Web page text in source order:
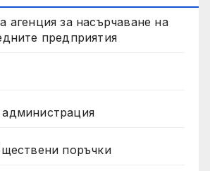
агенция за насърчаване на
предприятия
поръчки